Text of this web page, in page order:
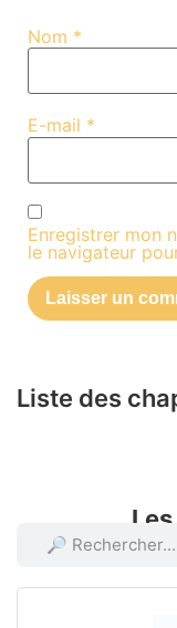
Liste des
Nom *
E-mail *
Enregistrer mon
le navigateur